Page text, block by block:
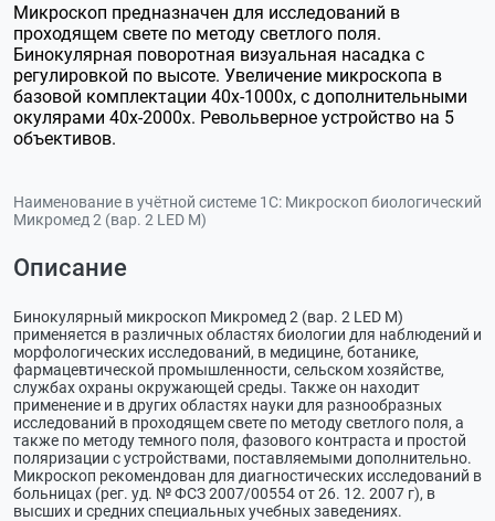
Микроскоп предназначен для исследований в
проходящем свете по методу светлого поля.
Бинокулярная поворотная визуальная насадка с
регулировкой по высоте. Увеличение микроскопа в
базовой комплектации 40х-1000х, с дополнительными
окулярами 40х-2000х. Револьверное устройство на 5
объективов.
Наименование в учётной системе 1С: Микроскоп биологический
Микромед 2 (вар. 2 LED М)
Описание
Бинокулярный микроскоп Микромед 2 (вар. 2 LED М)
применяется в различных областях биологии для наблюдений и
морфологических исследований, в медицине, ботанике,
фармацевтической промышленности, сельском хозяйстве,
службах охраны окружающей среды. Также он находит
применение и в других областях науки для разнообразных
исследований в проходящем свете по методу светлого поля, а
также по методу темного поля, фазового контраста и простой
поляризации с устройствами, поставляемыми дополнительно.
Микроскоп рекомендован для диагностических исследований в
больницах (рег. уд. № ФСЗ 2007/00554 от 26. 12. 2007 г), в
высших и средних специальных учебных заведениях.